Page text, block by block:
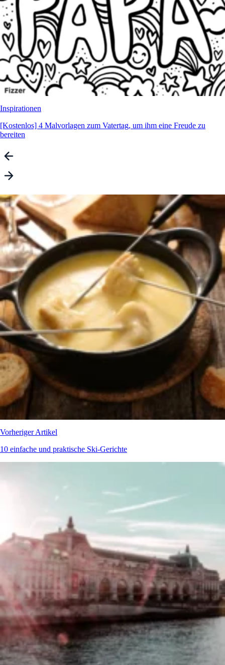
Inspirationen
[Kostenlos] 4 Malvorlagen zum Vatertag, um ihm eine Freude zu
bereiten
Vorheriger Artikel
10 einfache und praktische Ski-Gerichte